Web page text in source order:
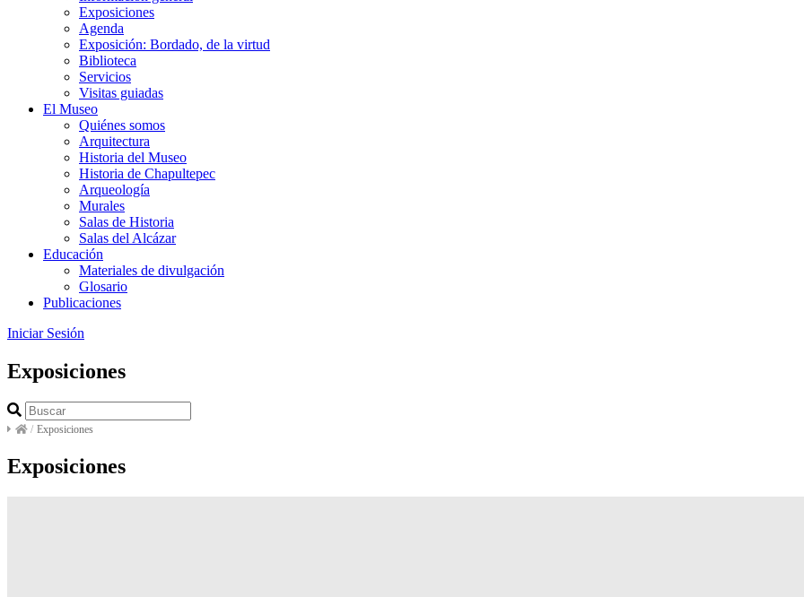
Exposiciones
Agenda
Exposición: Bordado, de la virtud
Biblioteca
Servicios
Visitas guiadas
El Museo
Quiénes somos
Arquitectura
Historia del Museo
Historia de Chapultepec
Arqueología
Murales
Salas de Historia
Salas del Alcázar
Educación
Materiales de divulgación
Glosario
Publicaciones
Iniciar Sesión
Exposiciones
/ Exposiciones
Exposiciones